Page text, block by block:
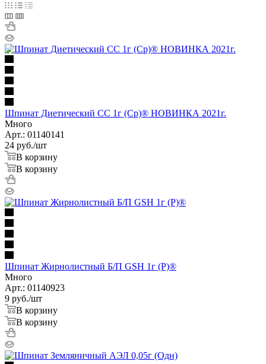
Шпинат Диетический СС 1г (Ср)® НОВИНКА 2021г.
Много
Арт.: 01140141
24 руб./шт
В корзину
В корзину
Шпинат Жирнолистный Б/П GSH 1г (Р)®
Много
Арт.: 01140923
9 руб./шт
В корзину
В корзину